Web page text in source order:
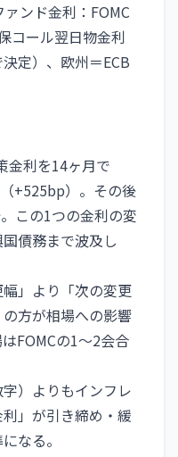
ンド金利：FOMC
コール翌日物金利
定）、欧州＝ECB
金利を14ヶ月で
+525bp）。その後
この1つの金利の変
債務まで波及し
」より「次の変更
方が相場への影響
FOMCの1〜2会合
）よりもインフレ
」が引き締め・緩
なる。